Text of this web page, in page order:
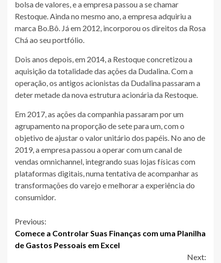
bolsa de valores, e a empresa passou a se chamar
Restoque. Ainda no mesmo ano, a empresa adquiriu a
marca Bo.Bô. Já em 2012, incorporou os direitos da Rosa
Chá ao seu portfólio.
Dois anos depois, em 2014, a Restoque concretizou a
aquisição da totalidade das ações da Dudalina. Com a
operação, os antigos acionistas da Dudalina passaram a
deter metade da nova estrutura acionária da Restoque.
Em 2017, as ações da companhia passaram por um
agrupamento na proporção de sete para um, com o
objetivo de ajustar o valor unitário dos papéis. No ano de
2019, a empresa passou a operar com um canal de
vendas omnichannel, integrando suas lojas físicas com
plataformas digitais, numa tentativa de acompanhar as
transformações do varejo e melhorar a experiência do
consumidor.
Continue
Reading
Previous:
Comece a Controlar Suas Finanças com uma Planilha
de Gastos Pessoais em Excel
Next: